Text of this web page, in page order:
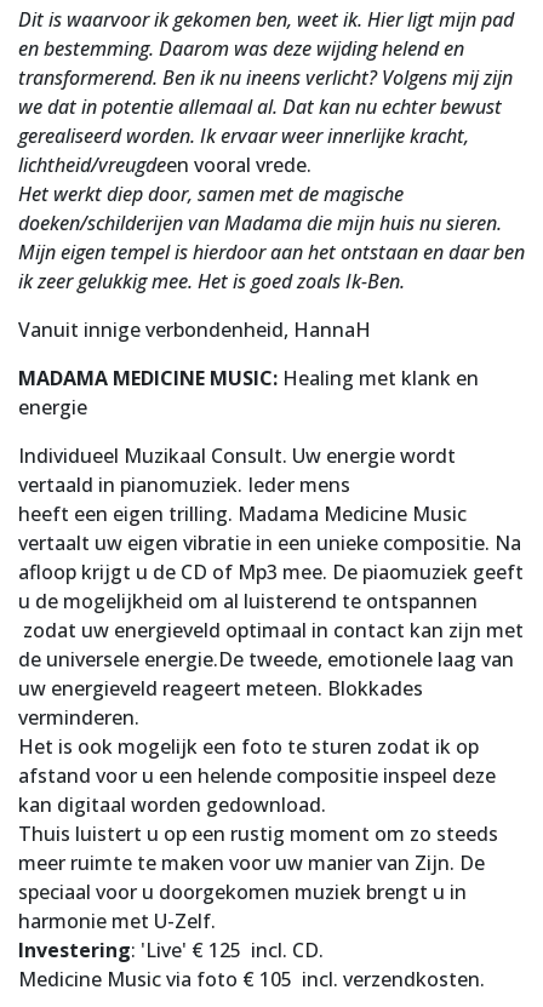
Dit is waarvoor ik gekomen ben, weet ik. Hier ligt mijn pad
en bestemming. Daarom was deze wijding helend en
transformerend. Ben ik nu ineens verlicht? Volgens mij zijn
we dat in potentie allemaal al. Dat kan nu echter bewust
gerealiseerd worden. Ik ervaar weer innerlijke kracht,
lichtheid/vreugdeen vooral vrede.
Het werkt diep door, samen met de magische
doeken/schilderijen van Madama die mijn huis nu sieren.
Mijn eigen tempel is hierdoor aan het ontstaan en daar ben
ik zeer gelukkig mee. Het is goed zoals Ik-Ben.
Vanuit innige verbondenheid, HannaH
MADAMA MEDICINE MUSIC: Healing met klank en
energie
Individueel Muzikaal Consult. Uw energie wordt
vertaald in pianomuziek. Ieder mens
heeft een eigen trilling. Madama Medicine Music
vertaalt uw eigen vibratie in een unieke compositie. Na
afloop krijgt u de CD of Mp3 mee. De piaomuziek geeft
u de mogelijkheid om al luisterend te ontspannen
zodat uw energieveld optimaal in contact kan zijn met
de universele energie.De tweede, emotionele laag van
uw energieveld reageert meteen. Blokkades
verminderen.
Het is ook mogelijk een foto te sturen zodat ik op
afstand voor u een helende compositie inspeel deze
kan digitaal worden gedownload.
Thuis luistert u op een rustig moment om zo steeds
meer ruimte te maken voor uw manier van Zijn. De
speciaal voor u doorgekomen muziek brengt u in
harmonie met U-Zelf.
Investering: 'Live' € 125 incl. CD.
Medicine Music via foto € 105 incl. verzendkosten.